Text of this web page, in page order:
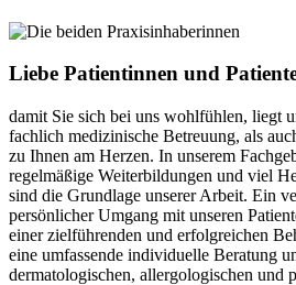
Liebe Patientinnen und
damit Sie sich bei uns wohlfühlen, liegt
fachlich medizinische Betreuung, als
zu Ihnen am Herzen. In unserem
regelmäßige Weiterbildungen und viel
sind die Grundlage unserer Arbeit. Ein
persönlicher Umgang mit unseren
einer zielführenden und erfolgreichen
eine umfassende individuelle Beratung
dermatologischen, allergologischen und